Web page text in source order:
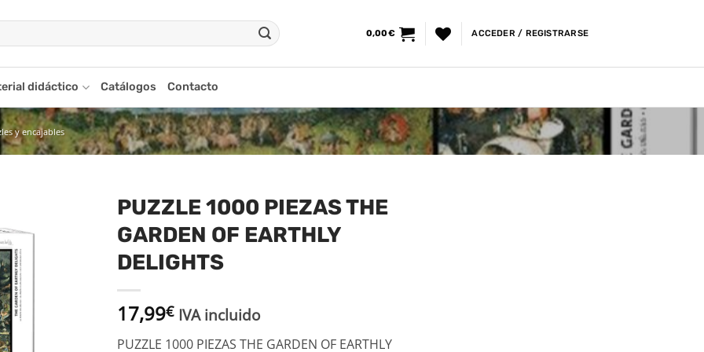
0,00€ ACCEDER / REGISTRARSE
didáctico Catálogos Contacto
y encajables
la
PUZZLE 1000 PIEZAS THE
GARDEN OF EARTHLY
DELIGHTS
17,99€ IVA incluido
PUZZLE 1000 PIEZAS THE GARDEN OF EARTHLY